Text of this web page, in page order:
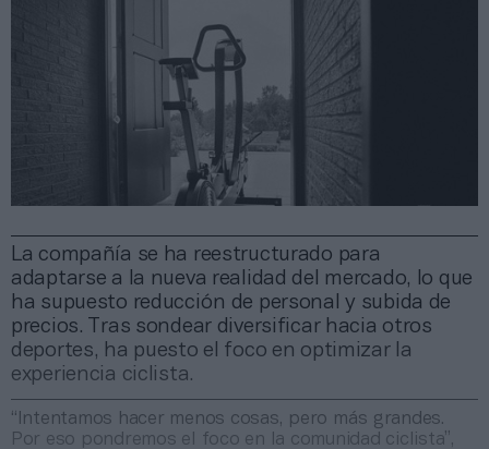
La compañía se ha reestructurado para
adaptarse a la nueva realidad del mercado, lo que
ha supuesto reducción de personal y subida de
precios. Tras sondear diversificar hacia otros
deportes, ha puesto el foco en optimizar la
experiencia ciclista.
“Intentamos hacer menos cosas, pero más grandes.
Por eso pondremos el foco en la comunidad ciclista”,